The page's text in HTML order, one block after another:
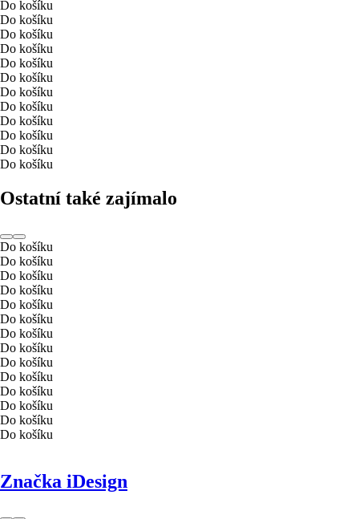
Do košíku
Do košíku
Do košíku
Do košíku
Do košíku
Do košíku
Do košíku
Do košíku
Do košíku
Do košíku
Do košíku
Do košíku
Ostatní také zajímalo
Do košíku
Do košíku
Do košíku
Do košíku
Do košíku
Do košíku
Do košíku
Do košíku
Do košíku
Do košíku
Do košíku
Do košíku
Do košíku
Do košíku
Značka iDesign